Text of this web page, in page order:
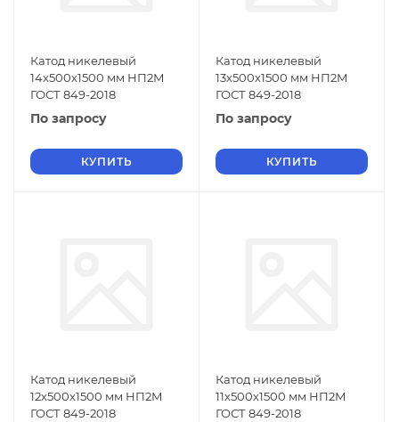
Катод никелевый
14х500х1500 мм НП2М
ГОСТ 849-2018
По запросу
КУПИТЬ
Катод никелевый
13х500х1500 мм НП2М
ГОСТ 849-2018
По запросу
КУПИТЬ
Катод никелевый
12х500х1500 мм НП2М
ГОСТ 849-2018
Катод никелевый
11х500х1500 мм НП2М
ГОСТ 849-2018